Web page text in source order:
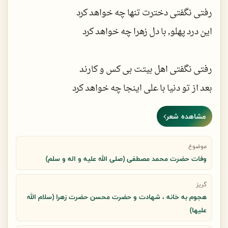
دیدنِ حیدر ، حسن حتّی حسین بغض آور است
بی امان شد دیده ی گریانِ من بی اختیار
رفتی نگفتی دخترت تنها چه خواهد کرد
این درد پهلو, با دل زهرا چه خواهد کرد
رفتی نگفتی اهل بیتت بی کس و کارند
بعد از تو دنیا با علی اینجا چه خواهد کرد
این بی بصیرت بودنِ این شهر از آخر
با مردمِ بی دین و بی پروا چه خواهد کرد
بابا سقیفه بعد تو تنها خدا داند
در بینِ این شهر ستم با ما چه خواهد کرد
مشاهده شعر
موضوع
وفات حضرت محمد مصطفی (صلی الله علیه و اله و سلم)
گریز
هجوم به خانه ، شهادت و حضرت محسن حضرت زهرا (سلام الله
علیها)